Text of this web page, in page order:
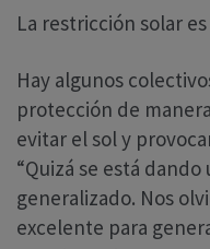
La restricción solar
Hay algunos
protección de
evitar el sol y
“Quizá se está
generalizado. Nos
excelente para